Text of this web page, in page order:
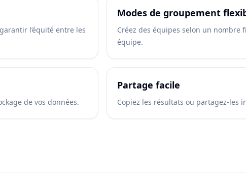
l’équité entre les
Modes de groupement
Créez des équipes selon un
équipe.
de vos données.
Partage facile
Copiez les résultats ou partagez-les